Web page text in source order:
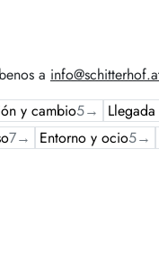
a
y cambio5→
7→ Entorno y ocio5→